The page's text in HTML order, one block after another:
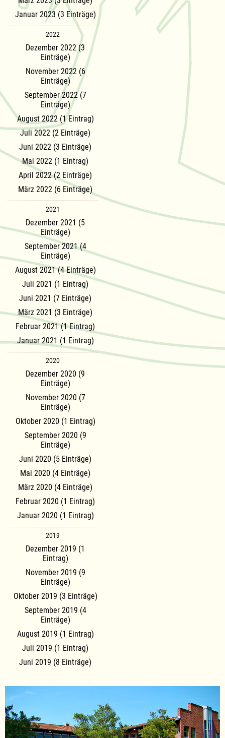
Januar 2023 (3 Einträge)
2022
Dezember 2022 (3
Einträge)
November 2022 (6
Einträge)
September 2022 (7
Einträge)
August 2022 (1 Eintrag)
Juli 2022 (2 Einträge)
Juni 2022 (3 Einträge)
Mai 2022 (1 Eintrag)
April 2022 (2 Einträge)
März 2022 (6 Einträge)
2021
Dezember 2021 (5
Einträge)
September 2021 (4
Einträge)
August 2021 (4 Einträge)
Juli 2021 (1 Eintrag)
Juni 2021 (7 Einträge)
März 2021 (3 Einträge)
Februar 2021 (1 Eintrag)
Januar 2021 (1 Eintrag)
2020
Dezember 2020 (9
Einträge)
November 2020 (7
Einträge)
Oktober 2020 (1 Eintrag)
September 2020 (9
Einträge)
Juni 2020 (5 Einträge)
Mai 2020 (4 Einträge)
März 2020 (4 Einträge)
Februar 2020 (1 Eintrag)
Januar 2020 (1 Eintrag)
2019
Dezember 2019 (1
Eintrag)
November 2019 (9
Einträge)
Oktober 2019 (3 Einträge)
September 2019 (4
Einträge)
August 2019 (1 Eintrag)
Juli 2019 (1 Eintrag)
Juni 2019 (8 Einträge)